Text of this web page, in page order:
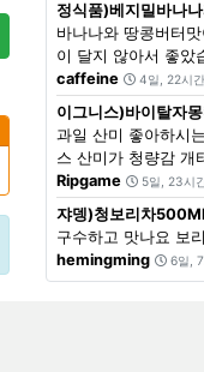
정식품)베지밀바나
바나나와 땅콩버터
이 달지 않아서 좋았
caffeine
4일, 22시
이그니스)바이탈자
과일 산미 좋아하시
스 산미가 청량감 개
Ripgame
5일, 23시
쟈뎅)청보리차
구수하고 맛나요 보
hemingming
6일,